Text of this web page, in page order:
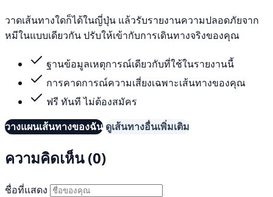
วาดเส้นทางใดก็ได้ในญี่ปุ่น แล้วรับรายงานความปลอดภัยจาก
หมีในแบบเดียวกัน ปรับให้เข้ากับการเดินทางจริงของคุณ
ฐานข้อมูลเหตุการณ์เดียวกับที่ใช้ในรายงานนี้
การคาดการณ์ความเสี่ยงเฉพาะเส้นทางของคุณ
ฟรี ทันที ไม่ต้องสมัคร
วางแผนเส้นทางของฉัน ดูเส้นทางอื่นเพิ่มเติม
ความคิดเห็น (0)
ชื่อที่แสดง